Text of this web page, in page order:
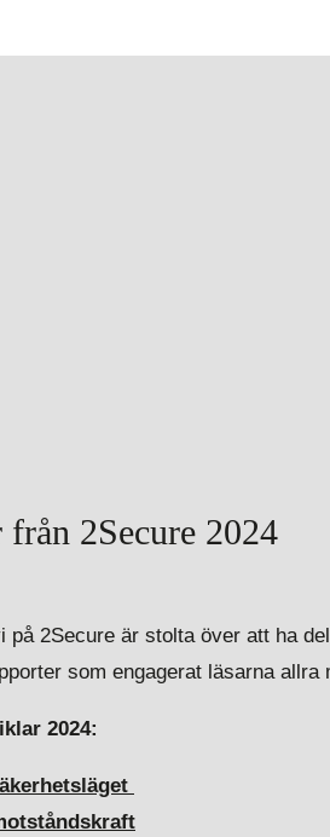
2Secure 2024
på 2Secure är stolta över att ha
som engagerat läsarna allra
2024: